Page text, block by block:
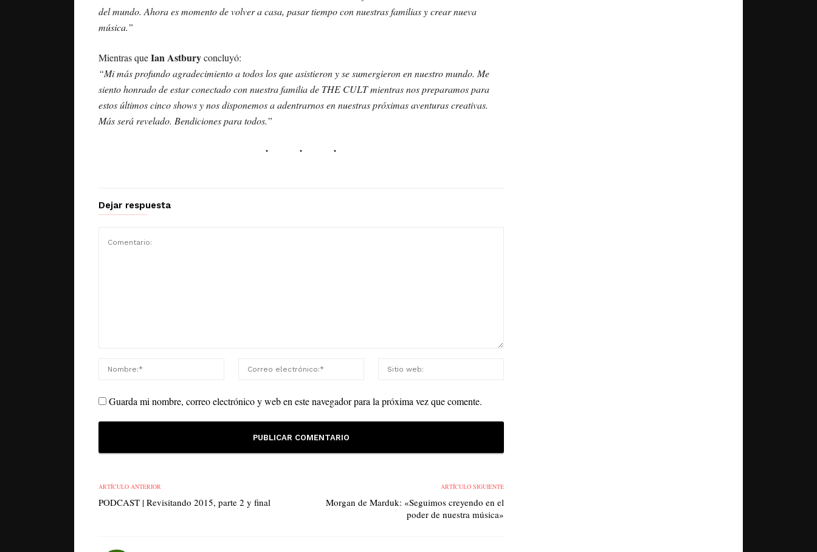
del mundo. Ahora es momento de volver a casa, pasar tiempo con nuestras familias y crear nueva
música.”
Mientras queIan Astburyconcluyó:
“Mi más profundo agradecimiento a todos los que asistieron y se sumergieron en nuestro mundo. Me
siento honrado de estar conectado con nuestra familia de THE CULT mientras nos preparamos para
estos últimos cinco shows y nos disponemos a adentrarnos en nuestras próximas aventuras creativas.
Más será revelado. Bendiciones para todos.”
Dejar respuesta
Guarda mi nombre, correo electrónico y web en este navegador para la próxima vez que comente.
ARTÍCULO ANTERIOR
PODCAST | Revisitando 2015, parte 2 y final
ARTÍCULO SIGUIENTE
Morgan de Marduk: «Seguimos creyendo en el
poder de nuestra música»